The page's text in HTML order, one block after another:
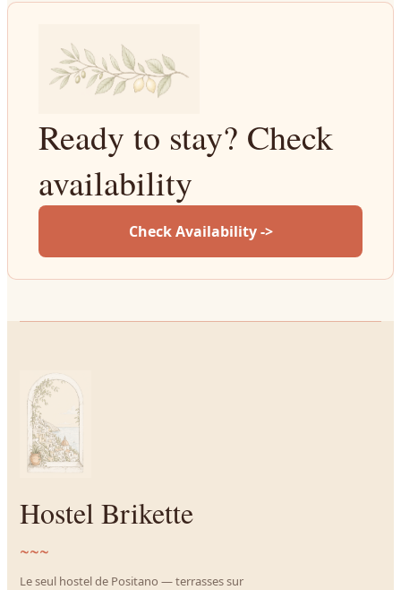
Ready to stay? Check
availability
Check Availability ->
Hostel Brikette
~~~
Le seul hostel de Positano — terrasses sur